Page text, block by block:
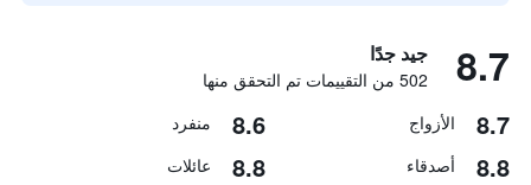
8.7 جيد جدًا
502 من التقييمات تم التحقق منها
8.7 الأزواج 8.6 منفرد
8.8 أصدقاء 8.8 عائلات